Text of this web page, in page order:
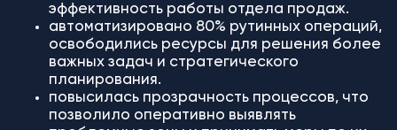
эффективность работы отдела продаж.
автоматизировано 80% рутинных операций,
освободились ресурсы для решения более
важных задач и стратегического
планирования.
повысилась прозрачность процессов, что
позволило оперативно выявлять